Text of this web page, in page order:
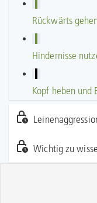
Rückwärts gehen
Hindernisse
Kopf heben und
Wichtig zu